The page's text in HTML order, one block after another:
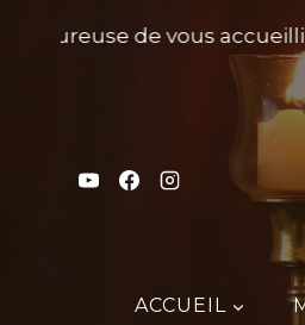
heureuse de vous accueillir
ACCUEIL